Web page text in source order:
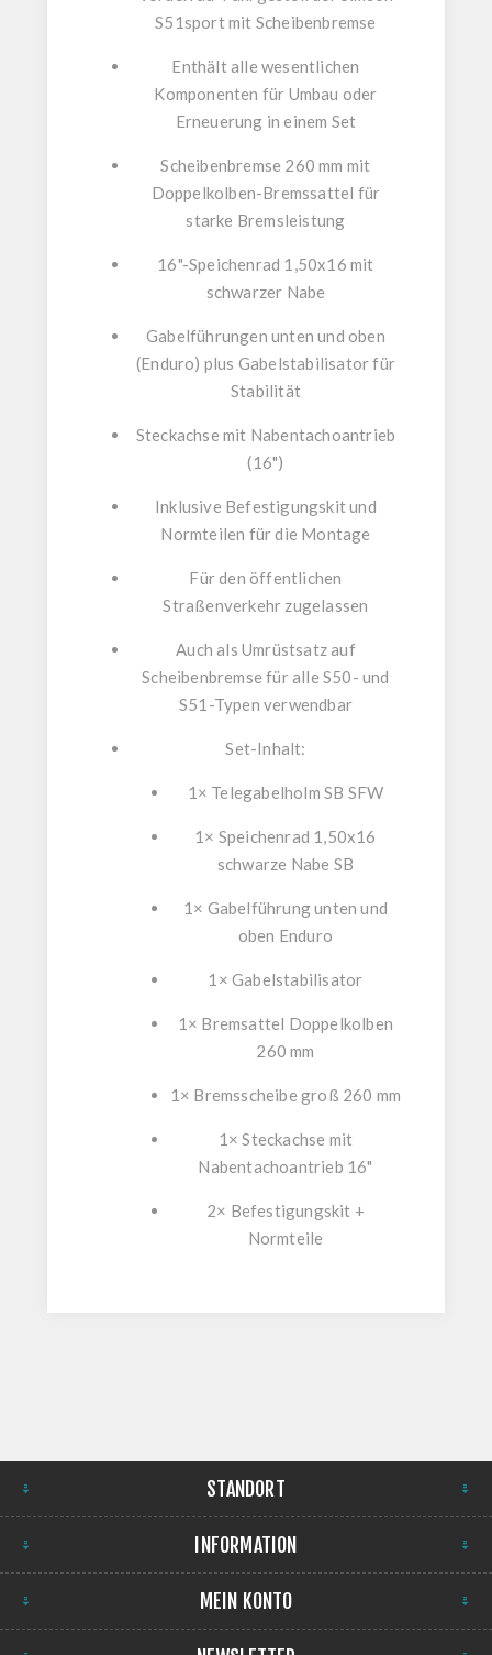
S51sportmit Scheibenbremse
Enthält alle wesentlichen
Komponenten für Umbau oder
Erneuerung in einem Set
Scheibenbremse 260 mm mit
Doppelkolben-Bremssattel für
starke Bremsleistung
16"-Speichenrad 1,50x16 mit
schwarzer Nabe
Gabelführungen unten und oben
(Enduro) plus Gabelstabilisatorfür
Stabilität
Steckachse mit Nabentachoantrieb
(16")
Inklusive Befestigungskit und
Normteilen für die Montage
Für den öffentlichen
Straßenverkehr zugelassen
Auch als Umrüstsatz auf
Scheibenbremse füralle S50- und
S51-Typen verwendbar
Set-Inhalt:
1× Telegabelholm SB SFW
1× Speichenrad 1,50x16
schwarze Nabe SB
1× Gabelführung unten und
oben Enduro
1× Gabelstabilisator
1× Bremsattel Doppelkolben
260 mm
1× Bremsscheibe groß 260 mm
1× Steckachse mit
Nabentachoantrieb 16"
2× Befestigungskit +
Normteile
STANDORT
INFORMATION
MEIN KONTO